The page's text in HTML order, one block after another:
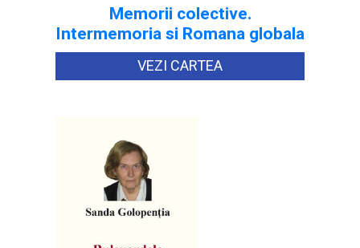
Memorii colective.
Intermemoria si Romana globala
VEZI CARTEA